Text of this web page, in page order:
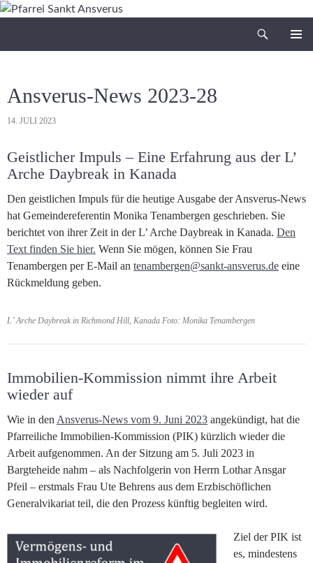
Zum
Ansverus-News 2023-28
14. JULI 2023
Geistlicher Impuls – Eine Erfahrung aus der L’
Arche Daybreak in Kanada
Den geistlichen Impuls für die heutige Ausgabe der Ansverus-News
hat Gemeindereferentin Monika Tenambergen geschrieben. Sie
berichtet von ihrer Zeit in der L’ Arche Daybreak in Kanada. Den
Text finden Sie hier. Wenn Sie mögen, können Sie Frau
Tenambergen per E-Mail an tenambergen@sankt-ansverus.de eine
Rückmeldung geben.
L’ Arche Daybreak in Richmond Hill, Kanada Foto: Monika Tenambergen
Immobilien-Kommission nimmt ihre Arbeit
wieder auf
Wie in den Ansverus-News vom 9. Juni 2023 angekündigt, hat die
Pfarreiliche Immobilien-Kommission (PIK) kürzlich wieder die
Arbeit aufgenommen. An der Sitzung am 5. Juli 2023 in
Bargteheide nahm – als Nachfolgerin von Herrn Lothar Ansgar
Pfeil – erstmals Frau Ute Behrens aus dem Erzbischöflichen
Generalvikariat teil, die den Prozess künftig begleiten wird.
Ziel der PIK ist
es, mindestens